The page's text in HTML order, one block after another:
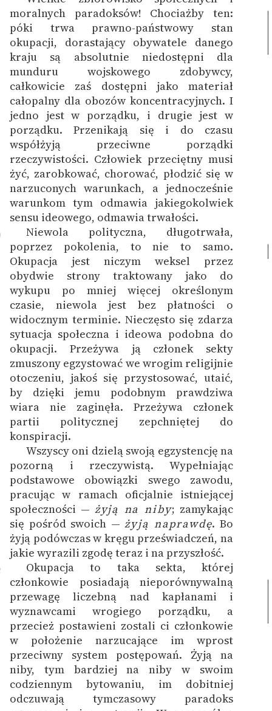
moralnych paradoksów! Chociażby ten:
póki trwa prawno-państwowy stan
okupacji, dorastający obywatele danego
kraju są absolutnie niedostępni dla
munduru wojskowego zdobywcy,
całkowicie zaś dostępni jako materiał
całopalny dla obozów koncentracyjnych. I
jedno jest w porządku, i drugie jest w
porządku. Przenikają się i do czasu
współżyją przeciwne porządki
rzeczywistości. Człowiek przeciętny musi
żyć, zarobkować, chorować, płodzić się w
narzuconych warunkach, a jednocześnie
warunkom tym odmawia jakiegokolwiek
sensu ideowego, odmawia trwałości.
Niewola polityczna, długotrwała,
poprzez pokolenia, to nie to samo.
Okupacja jest niczym weksel przez
obydwie strony traktowany jako do
wykupu po mniej więcej określonym
czasie, niewola jest bez płatności o
widocznym terminie. Nieczęsto się zdarza
sytuacja społeczna i ideowa podobna do
okupacji. Przeżywa ją członek sekty
zmuszony egzystować we wrogim religijnie
otoczeniu, jakoś się przystosować, utaić,
by dzięki jemu podobnym prawdziwa
wiara nie zaginęła. Przeżywa członek
partii politycznej zepchniętej do
konspiracji.
Wszyscy oni dzielą swoją egzystencję na
pozorną i rzeczywistą. Wypełniając
podstawowe obowiązki swego zawodu,
pracując w ramach oficjalnie istniejącej
społeczności — żyją na niby; zamykając
się pośród swoich —żyją naprawdę. Bo
żyją podówczas w kręgu przeświadczeń, na
jakie wyrazili zgodę teraz i na przyszłość.
Okupacja to taka sekta, której
członkowie posiadają nieporównywalną
przewagę liczebną nad kapłanami i
wyznawcami wrogiego porządku, a
przecież postawieni zostali ci członkowie
w położenie narzucające im wprost
przeciwny system postępowań. Żyją na
niby, tym bardziej na niby w swoim
codziennym bytowaniu, im dobitniej
odczuwają tymczasowy paradoks